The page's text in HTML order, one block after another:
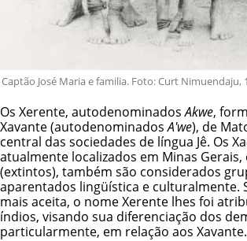
Captão José Maria e familia. Foto: Curt Nimuendaju,
Os Xerente, autodenominadosAkwe,
Xavante(autodenominadosA'we), de
central das sociedades de língua Jê. Os
atualmente localizados em Minas Gerais,
(extintos), também são considerados
aparentados lingüística e culturalmente.
mais aceita, o nome Xerente lhes foi
índios, visando sua diferenciação dos
particularmente, em relação aos Xavante.